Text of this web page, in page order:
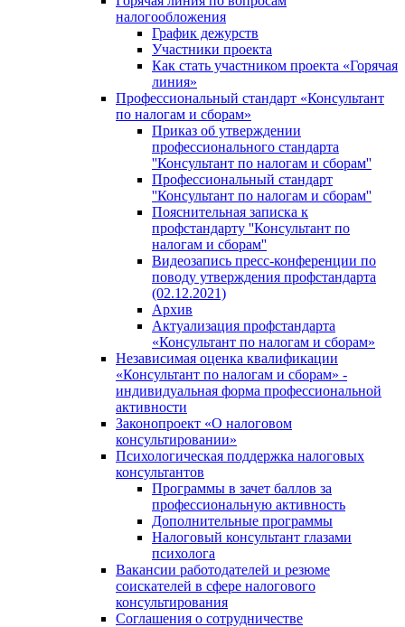
налогообложения
График дежурств
Участники проекта
Как стать участником проекта «Горячая
линия»
Профессиональный стандарт «Консультант
по налогам и сборам»
Приказ об утверждении
профессионального стандарта
''Консультант по налогам и сборам''
Профессиональный стандарт
''Консультант по налогам и сборам''
Пояснительная записка к
профстандарту ''Консультант по
налогам и сборам''
Видеозапись пресс-конференции по
поводу утверждения профстандарта
(02.12.2021)
Архив
Актуализация профстандарта
«Консультант по налогам и сборам»
Независимая оценка квалификации
«Консультант по налогам и сборам» -
индивидуальная форма профессиональной
активности
Законопроект «О налоговом
консультировании»
Психологическая поддержка налоговых
консультантов
Программы в зачет баллов за
профессиональную активность
Дополнительные программы
Налоговый консультант глазами
психолога
Вакансии работодателей и резюме
соискателей в сфере налогового
консультирования
Соглашения о сотрудничестве